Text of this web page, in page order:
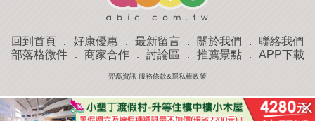
回到首頁 ． 好康優惠 ． 最新留言 ． 關於我們 ． 聯絡我們
部落格微件． 商家合作． 討論區 ． 推薦景點． APP下載
羿磊資訊 服務條款&隱私權政策